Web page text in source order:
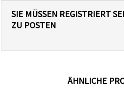
SIE MÜSSEN REGISTRIERT
ZU POSTEN
ÄHNLICHE